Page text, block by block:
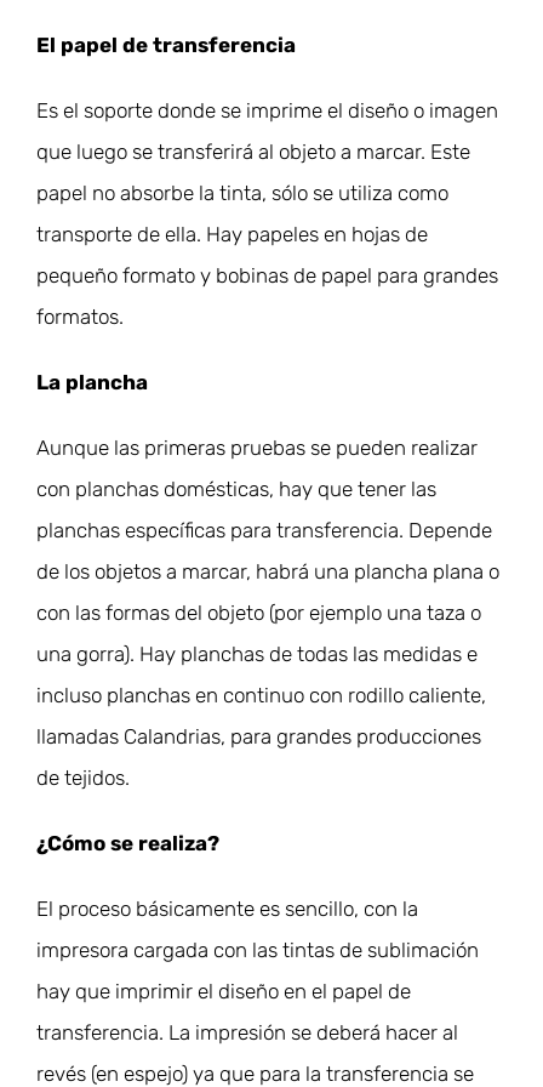
El papel de transferencia
Es el soporte donde se imprime el diseño o imagen
que luego se transferirá al objeto a marcar. Este
papel no absorbe la tinta, sólo se utiliza como
transporte de ella. Hay papeles en hojas de
pequeño formato y bobinas de papel para grandes
formatos.
La plancha
Aunque las primeras pruebas se pueden realizar
con planchas domésticas, hay que tener las
planchas específicas para transferencia. Depende
de los objetos a marcar, habrá una plancha plana o
con las formas del objeto (por ejemplo una taza o
una gorra). Hay planchas de todas las medidas e
incluso planchas en continuo con rodillo caliente,
llamadas Calandrias, para grandes producciones
de tejidos.
¿Cómo se realiza?
El proceso básicamente es sencillo, con la
impresora cargada con las tintas de sublimación
hay que imprimir el diseño en el papel de
transferencia. La impresión se deberá hacer al
revés (en espejo) ya que para la transferencia se